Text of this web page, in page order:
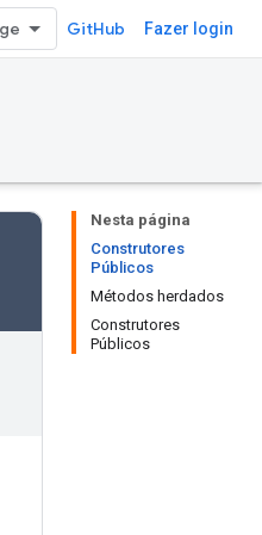
GitHub Fazer login
Nesta página
Construtores
Públicos
Métodos herdados
Construtores
Públicos